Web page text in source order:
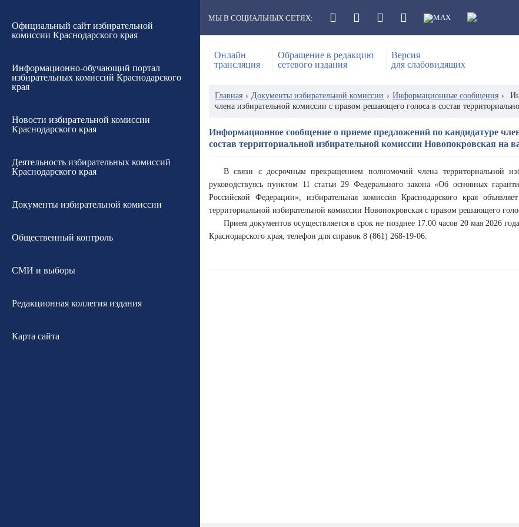
Официальный сайт избирательной
комиссии Краснодарского края
Информационно-обучающий портал
избирательных комиссий Краснодарского
края
Новости избирательной комиссии
Краснодарского края
Деятельность избирательных комиссий
Краснодарского края
Документы избирательной комиссии
Общественный контроль
СМИ и выборы
Редакционная коллегия издания
Карта сайта
МЫ В СОЦИАЛЬНЫХ СЕТЯХ:
Онлайн
трансляция
Обращение в редакцию
сетевого издания
Версия
для слабовидящих
Главная › Документы избирательной комиссии › Информационные сообщения ›
члена избирательной комиссии с правом решающего голоса в состав
Информационное сообщение о приеме предложений по кандидатуре
состав территориальной избирательной комиссии Новопокровская на
В связи с досрочным прекращением полномочий члена территориальной
руководствуясь пунктом 11 статьи 29 Федерального закона «Об основных
Российской Федерации», избирательная комиссия Краснодарского края
территориальной избирательной комиссии Новопокровская с правом решающего
Прием документов осуществляется в срок не позднее 17.00 часов 20 мая 2026
Краснодарского края, телефон для справок 8 (861) 268-19-06.